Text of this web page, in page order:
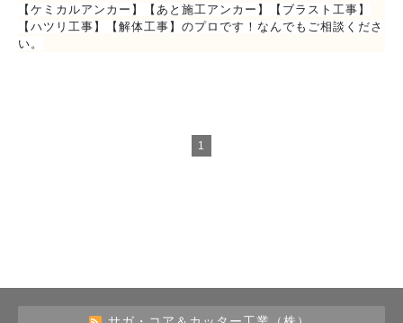
【ケミカルアンカー】【あと施工アンカー】【ブラスト工事】
【ハツリ工事】【解体工事】のプロです！なんでもご相談くださ
い。
1